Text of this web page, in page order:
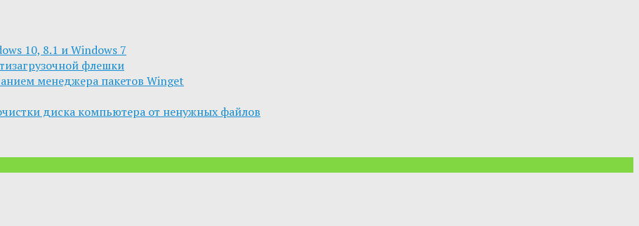
10, 8.1 и Windows 7
флешки
менеджера пакетов Winget
диска компьютера от ненужных файлов